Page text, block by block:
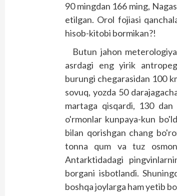
90 mingdan 166 ming,
etilgan. Orol fojiasi
hisob-kitobi bormikan?!
Butun jahon
asrdagi eng yirik
burungi chegarasidan 100
sovuq, yozda 50
martaga qisqardi, 130
o'rmonlar kunpaya-kun
bilan qorishgan chang
tonna qum va tuz
Antarktidadagi
borgani isbotlandi.
boshqa joylarga ham yetib